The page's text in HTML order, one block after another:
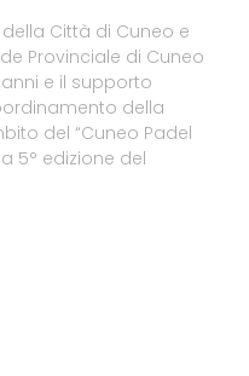
Città di Cuneo e
Provinciale di Cuneo
e il supporto
della
del “Cuneo Padel
5° edizione del